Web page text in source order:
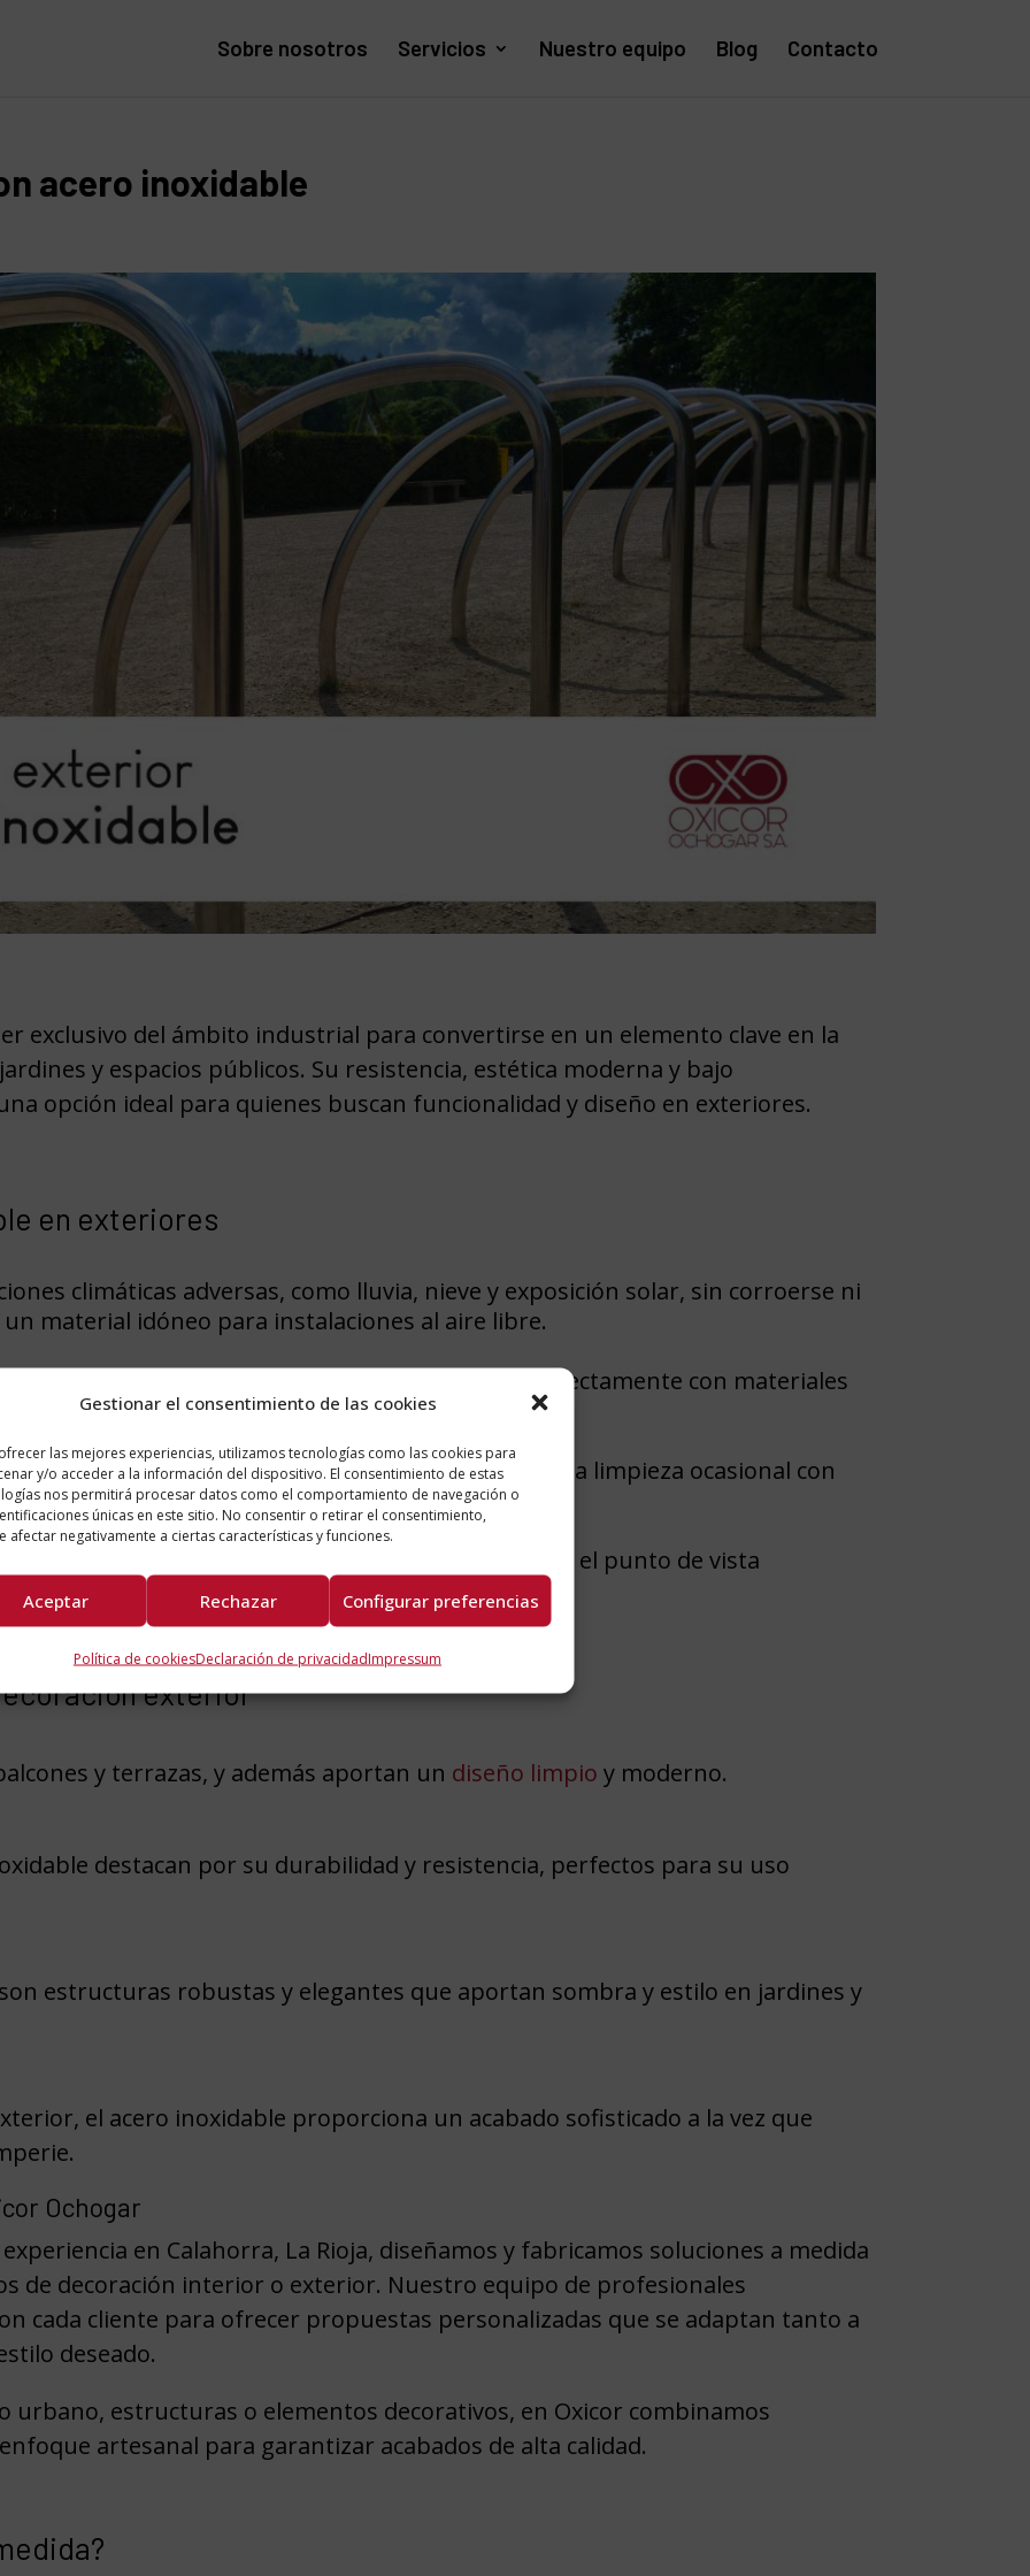
Gestionar el consentimiento de las cookies
las mejores experiencias, utilizamos tecnologías como las cookies para
y/o acceder a la información del dispositivo. El consentimiento de estas
nos permitirá procesar datos como el comportamiento de navegación o
únicas en este sitio. No consentir o retirar el consentimiento,
afectar negativamente a ciertas características y funciones.
Aceptar Rechazar Configurar preferencias
Política de cookiesDeclaración de privacidadImpressum
Sobre nosotros Servicios Nuestro equipo Blog Contacto
acero inoxidable
exclusivo del ámbito industrial para convertirse en un elemento clave en la
y espacios públicos. Su resistencia, estética moderna y bajo
opción ideal para quienes buscan funcionalidad y diseño en exteriores.
en exteriores
climáticas adversas, como lluvia, nieve y exposición solar, sin corroerse ni
material idóneo para instalaciones al aire libre.
un toque moderno y elegante, que combina perfectamente con materiales
acero inoxidable requiere poco mantenimiento. Una limpieza ocasional con
su aspecto.
lo que también es una elección responsable desde el punto de vista
exterior
y terrazas, y además aportan un diseño limpio y moderno.
destacan por su durabilidad y resistencia, perfectos para su uso
estructuras robustas y elegantes que aportan sombra y estilo en jardines y
el acero inoxidable proporciona un acabado sofisticado a la vez que
Ochogar
en Calahorra, La Rioja, diseñamos y fabricamos soluciones a medida
de decoración interior o exterior. Nuestro equipo de profesionales
cada cliente para ofrecer propuestas personalizadas que se adaptan tanto a
deseado.
urbano, estructuras o elementos decorativos, en Oxicor combinamos
artesanal para garantizar acabados de alta calidad.